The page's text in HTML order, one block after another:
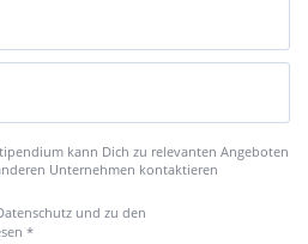
kann Dich zu relevanten Angeboten
Unternehmen kontaktieren
und zu den
*